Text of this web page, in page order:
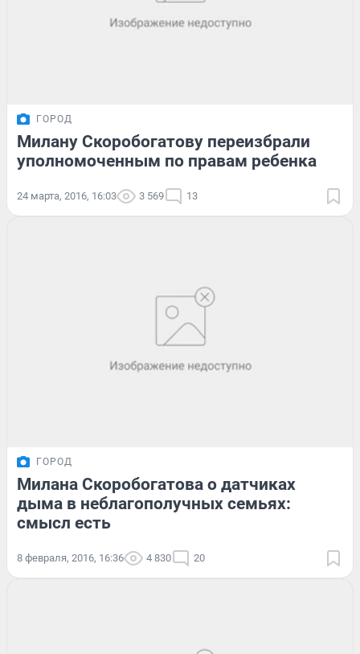
ГОРОД
Милану Скоробогатову переизбрали
уполномоченным по правам ребенка
24 марта, 2016, 16:03 3 569 13
ГОРОД
Милана Скоробогатова о датчиках
дыма в неблагополучных семьях:
смысл есть
8 февраля, 2016, 16:36 4 830 20